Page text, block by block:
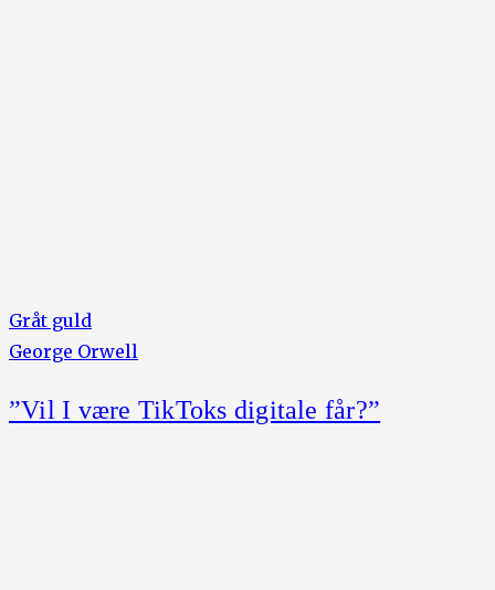
Gråt guld
George Orwell
”Vil I være TikToks digitale får?”